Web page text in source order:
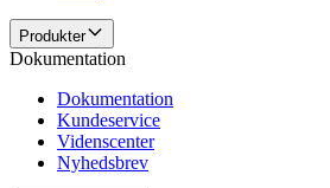
Produkter
Dokumentation
Dokumentation
Kundeservice
Videnscenter
Nyhedsbrev